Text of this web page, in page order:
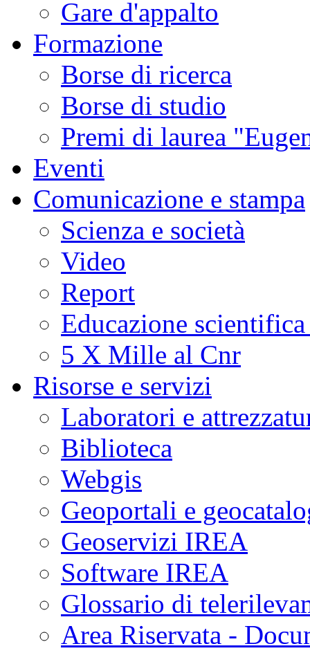
Gare d'appalto
Formazione
Borse di ricerca
Borse di studio
Premi di laurea
Eventi
Comunicazione e stampa
Scienza e società
Video
Report
Educazione
5 X Mille al Cnr
Risorse e servizi
Laboratori e
Biblioteca
Webgis
Geoportali e
Geoservizi IREA
Software IREA
Glossario di
Area Riservata -